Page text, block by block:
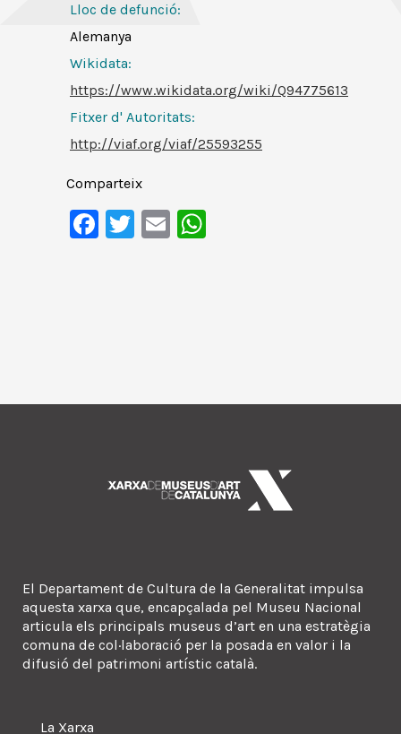
Lloc de defunció:
Alemanya
Wikidata:
https://www.wikidata.org/wiki/Q94775613
Fitxer d' Autoritats:
http://viaf.org/viaf/25593255
Comparteix
Facebook
Twitter
Email
El Departament de Cultura de la Generalitat impulsa
aquesta xarxa que, encapçalada pel Museu Nacional
articula els principals museus d’art en una estratègia
comuna de col·laboració per la posada en valor i la
difusió del patrimoni artístic català.
La Xarxa